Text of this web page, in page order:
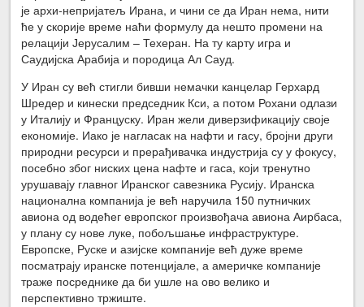
је архи-непријатељ Ирана, и чини се да Иран нема, нити
ће у скорије време наћи формулу да нешто промени на
релацији Јерусалим – Техеран. На ту карту игра и
Саудијска Арабија и породица Ал Сауд.
У Иран су већ стигли бивши немачки канцелар Герхард
Шредер и кинески председник Кси, а потом Рохани одлази
у Италију и Француску. Иран жели диверзификацију своје
економије. Иако је нагласак на нафти и гасу, бројни други
природни ресурси и прерађивачка индустрија су у фокусу,
посебно због ниских цена нафте и гаса, који тренутно
урушавају главног Иранског савезника Русију. Иранска
национална компанија је већ наручила 150 путничких
авиона од водећег европског произвођача авиона Аирбаса,
у плану су нове луке, побољшање инфраструктуре.
Европске, Руске и азијске компаније већ дуже време
посматрају иранске потенцијале, а америчке компаније
траже посреднике да би ушле на ово велико и
перспективно тржиште.